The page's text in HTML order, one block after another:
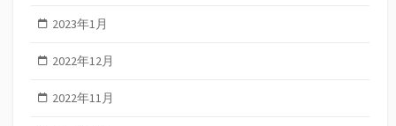
2023年1月
2022年12月
2022年11月